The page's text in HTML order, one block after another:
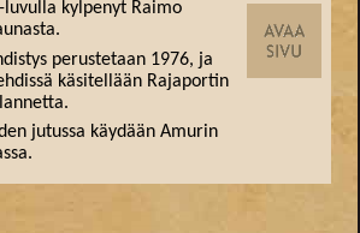
kylpenyt Raimo
perustetaan 1976, ja
käsitellään Rajaportin
jutussa käydään Amurin